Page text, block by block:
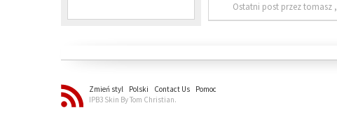
Ostatni post przez tomasz ,
Zmień styl Polski Contact Us
Pomoc
IPB3 Skin By Tom Christian.